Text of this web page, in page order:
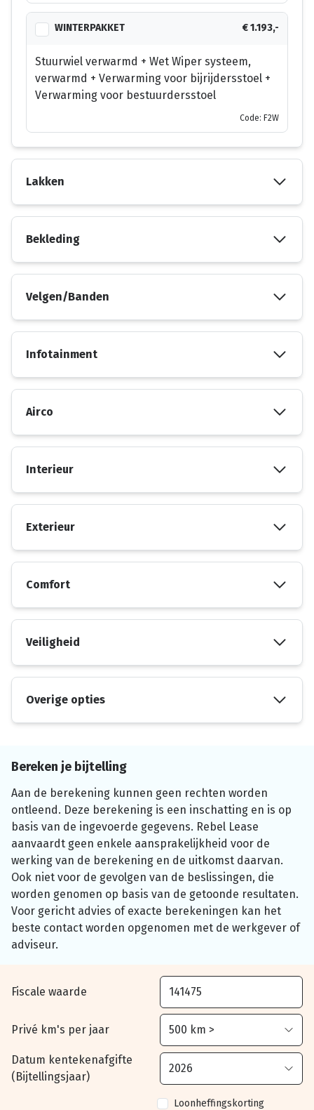
WINTERPAKKET € 1.193,-
Stuurwiel verwarmd + Wet Wiper systeem,
verwarmd + Verwarming voor bijrijdersstoel +
Verwarming voor bestuurdersstoel
Code: F2W
Lakken
Bekleding
Velgen/Banden
Infotainment
Airco
Interieur
Exterieur
Comfort
Veiligheid
Overige opties
Bereken je bijtelling
Aan de berekening kunnen geen rechten worden
ontleend. Deze berekening is een inschatting en is op
basis van de ingevoerde gegevens. Rebel Lease
aanvaardt geen enkele aansprakelijkheid voor de
werking van de berekening en de uitkomst daarvan.
Ook niet voor de gevolgen van de beslissingen, die
worden genomen op basis van de getoonde resultaten.
Voor gericht advies of exacte berekeningen kan het
beste contact worden opgenomen met de werkgever of
adviseur.
Fiscale waarde
Privé km's per jaar
Datum kentekenafgifte
(Bijtellingsjaar)
Loonheffingskorting